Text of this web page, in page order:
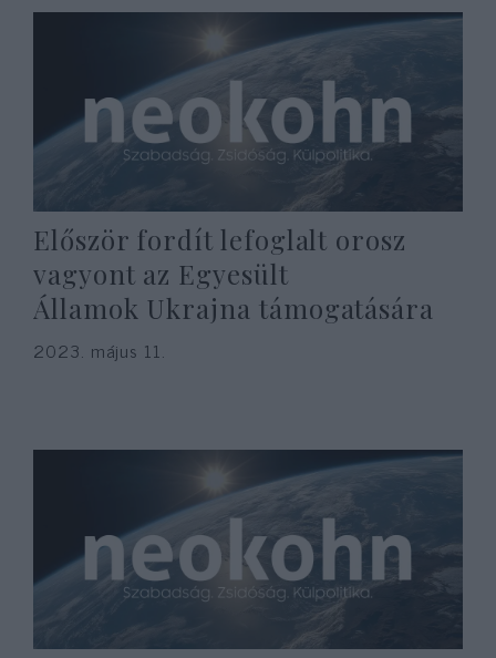
Először fordít lefoglalt orosz
vagyont az Egyesült
Államok Ukrajna támogatására
2023. május 11.